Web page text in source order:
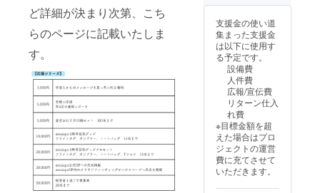
ど詳細が決まり次第、こち
らのページに記載いたしま
す。
応相
いただ
いたア
イデア
によっ
ては多
少の変
更をお
願いす
がござ
いま
す。 ※
制作に
は多少
のお時
的とし
的な研
修を行
うもの
です。3
組限定
で、月
面仮想
宇宙飛
練を開
催いた
しま
す。 詳
細：
https://
支援金の使い道
集まった支援金
は以下に使用す
る予定です。
設備費
人件費
広報/宣伝費
リターン仕入
れ費
※目標金額を超
えた場合はプロ
ジェクトの運営
費に充てさせて
いただきます。